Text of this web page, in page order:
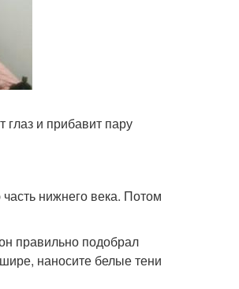
глаз и прибавит пару
нижнего века. Потом
правильно подобрал
наносите белые тени